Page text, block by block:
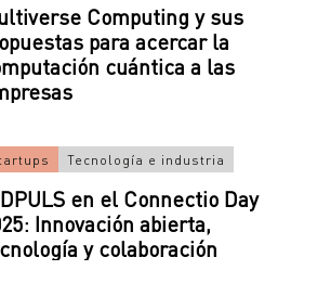
Computing y sus
para acercar la
cuántica a las
Tecnología e industria
en el Connectio Day
Innovación abierta,
y colaboración